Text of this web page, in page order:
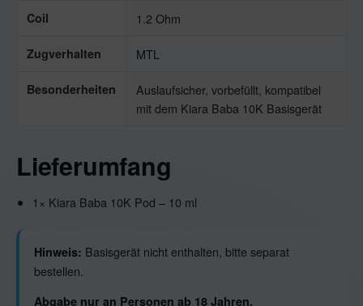
Coil 1.2 Ohm
Zugverhalten MTL
Besonderheiten
Auslaufsicher, vorbefüllt, kompatibel
mit dem Kiara Baba 10K Basisgerät
Lieferumfang
1× Kiara Baba 10K Pod – 10 ml
Hinweis: Basisgerät nicht enthalten, bitte separat
bestellen.
Abgabe nur an Personen ab 18 Jahren.